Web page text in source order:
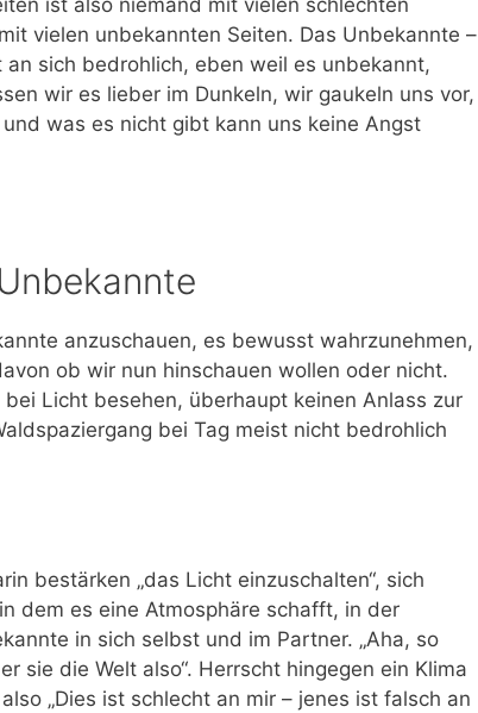
ist also niemand mit vielen schlechten
vielen unbekannten Seiten. Das Unbekannte –
sich bedrohlich, eben weil es unbekannt,
wir es lieber im Dunkeln, wir gaukeln uns vor,
was es nicht gibt kann uns keine Angst
anzuschauen, es bewusst wahrzunehmen,
ob wir nun hinschauen wollen oder nicht.
Licht besehen, überhaupt keinen Anlass zur
bei Tag meist nicht bedrohlich
bestärken „das Licht einzuschalten“, sich
dem es eine Atmosphäre schafft, in der
in sich selbst und im Partner. „Aha, so
sie die Welt also“. Herrscht hingegen ein Klima
„Dies ist schlecht an mir – jenes ist falsch an